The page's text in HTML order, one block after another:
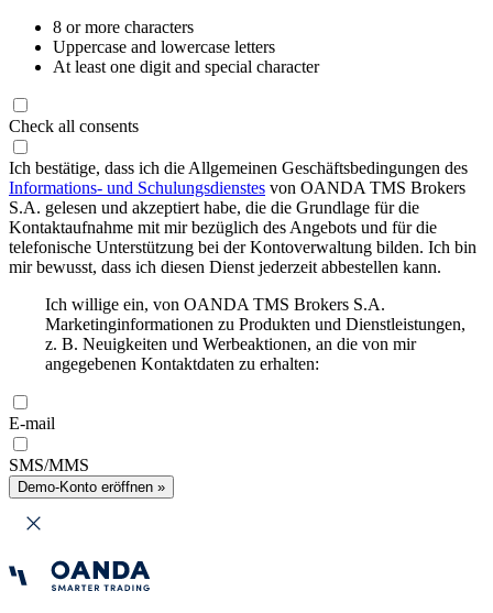
8 or more characters
Uppercase and lowercase letters
At least one digit and special character
Check all consents
Ich bestätige, dass ich die Allgemeinen Geschäftsbedingungen des
Informations- und Schulungsdienstes von OANDA TMS Brokers
S.A. gelesen und akzeptiert habe, die die Grundlage für die
Kontaktaufnahme mit mir bezüglich des Angebots und für die
telefonische Unterstützung bei der Kontoverwaltung bilden. Ich bin
mir bewusst, dass ich diesen Dienst jederzeit abbestellen kann.
Ich willige ein, von OANDA TMS Brokers S.A.
Marketinginformationen zu Produkten und Dienstleistungen,
z. B. Neuigkeiten und Werbeaktionen, an die von mir
angegebenen Kontaktdaten zu erhalten:
E-mail
SMS/MMS
Demo-Konto eröffnen »